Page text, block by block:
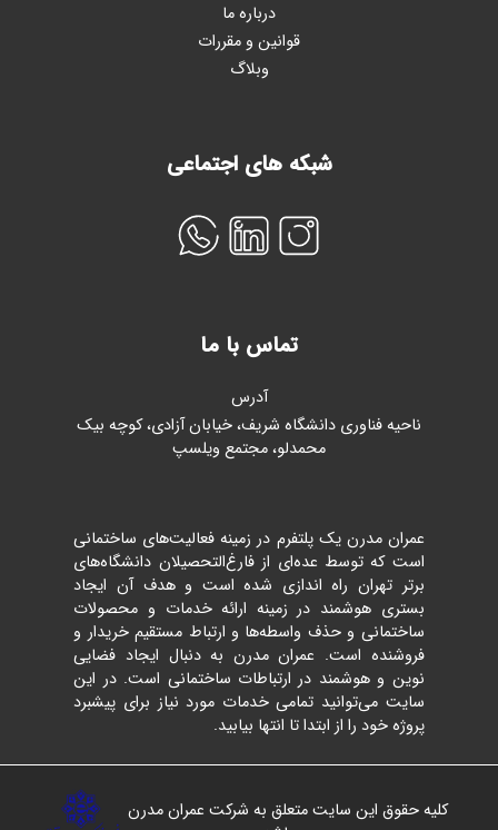
درباره ما
قوانین و مقررات
وبلاگ
شبکه های اجتماعی
تماس با ما
آدرس
ناحیه فناوری دانشگاه شریف، خیابان آزادی، کوچه بیک
محمدلو، مجتمع ویلسپ
عمران مدرن یک پلتفرم در زمینه فعالیت‌های ساختمانی
است که توسط عده‌ای از فارغ‌التحصیلان دانشگاه‌های
برتر تهران راه اندازی شده است و هدف آن ایجاد
بستری هوشمند در زمینه ارائه خدمات و محصولات
ساختمانی و حذف واسطه‌ها و ارتباط مستقیم خریدار و
فروشنده است. عمران مدرن به دنبال ایجاد فضایی
نوین و هوشمند در ارتباطات ساختمانی است. در این
سایت می‌توانید تمامی خدمات مورد نیاز برای پیشبرد
پروژه خود را از ابتدا تا انتها بیابید.
کلیه حقوق این سایت متعلق به شرکت عمران مدرن